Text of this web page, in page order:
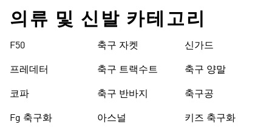
의류 및 신발 카테고리
F50
프레데터
코파
Fg 축구화
축구 자켓
축구 트랙수트
축구 반바지
아스널
신가드
축구 양말
축구공
키즈 축구화